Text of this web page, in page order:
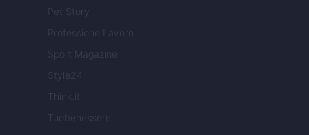
Pet Story
Professione Lavoro
Sport Magazine
Style24
Think.it
Tuobenessere